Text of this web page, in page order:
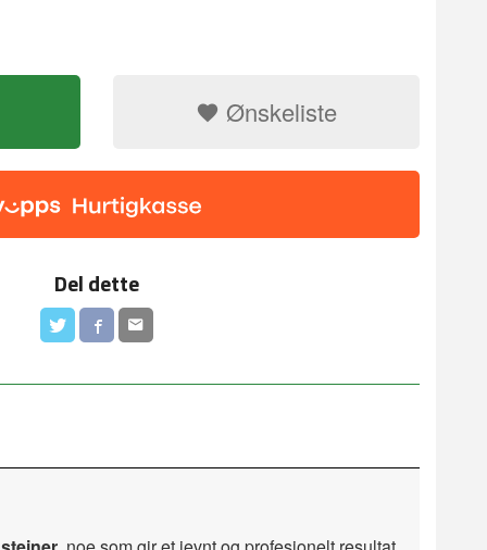
Ønskeliste
Del dette